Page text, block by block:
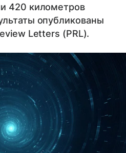
420 километров
опубликованы
Letters (PRL).